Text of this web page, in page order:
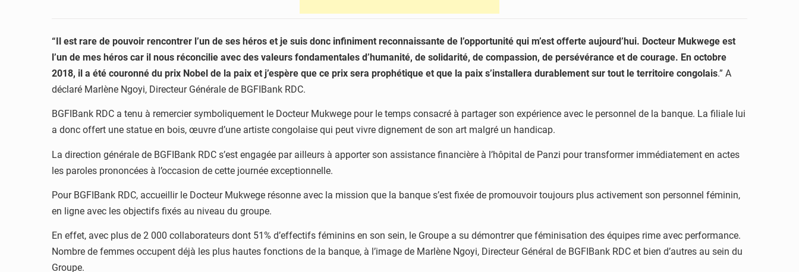
“Il est rare de pouvoir rencontrer l’un de ses héros et je suis donc infiniment reconnaissante de l’opportunité qui m’est offerte aujourd’hui. Docteur Mukwege est
l’un de mes héros car il nous réconcilie avec des valeurs fondamentales d’humanité, de solidarité, de compassion, de persévérance et de courage. En octobre
2018, il a été couronné du prix Nobel de la paix et j’espère que ce prix sera prophétique et que la paix s’installera durablement sur tout le territoire congolais.” A
déclaré Marlène Ngoyi, Directeur Générale de BGFIBank RDC.
BGFIBank RDC a tenu à remercier symboliquement le Docteur Mukwege pour le temps consacré à partager son expérience avec le personnel de la banque. La filiale lui
a donc offert une statue en bois, œuvre d’une artiste congolaise qui peut vivre dignement de son art malgré un handicap.
La direction générale de BGFIBank RDC s’est engagée par ailleurs à apporter son assistance financière à l’hôpital de Panzi pour transformer immédiatement en actes
les paroles prononcées à l’occasion de cette journée exceptionnelle.
Pour BGFIBank RDC, accueillir le Docteur Mukwege résonne avec la mission que la banque s’est fixée de promouvoir toujours plus activement son personnel féminin,
en ligne avec les objectifs fixés au niveau du groupe.
En effet, avec plus de 2 000 collaborateurs dont 51% d’effectifs féminins en son sein, le Groupe a su démontrer que féminisation des équipes rime avec performance.
Nombre de femmes occupent déjà les plus hautes fonctions de la banque, à l’image de Marlène Ngoyi, Directeur Général de BGFIBank RDC et bien d’autres au sein du
Groupe.